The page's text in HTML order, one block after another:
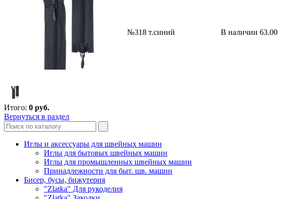
№318 т.синий В наличии 63.00
Итого: 0 руб.
Вернуться в раздел
Иглы и аксессуары для швейных машин
Иглы для бытовых швейных машин
Иглы для промышленных швейных машин
Принадлежности для быт. шв. машин
Бисер, бусы, бижутерия
"Zlatka" Для рукоделия